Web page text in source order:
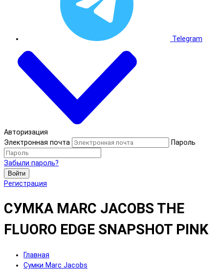
Telegram
Авторизация
Электронная почта
Пароль
Забыли пароль?
Войти
Регистрация
СУМКА MARC JACOBS THE
FLUORO EDGE SNAPSHOT PINK
Главная
Сумки Marc Jacobs